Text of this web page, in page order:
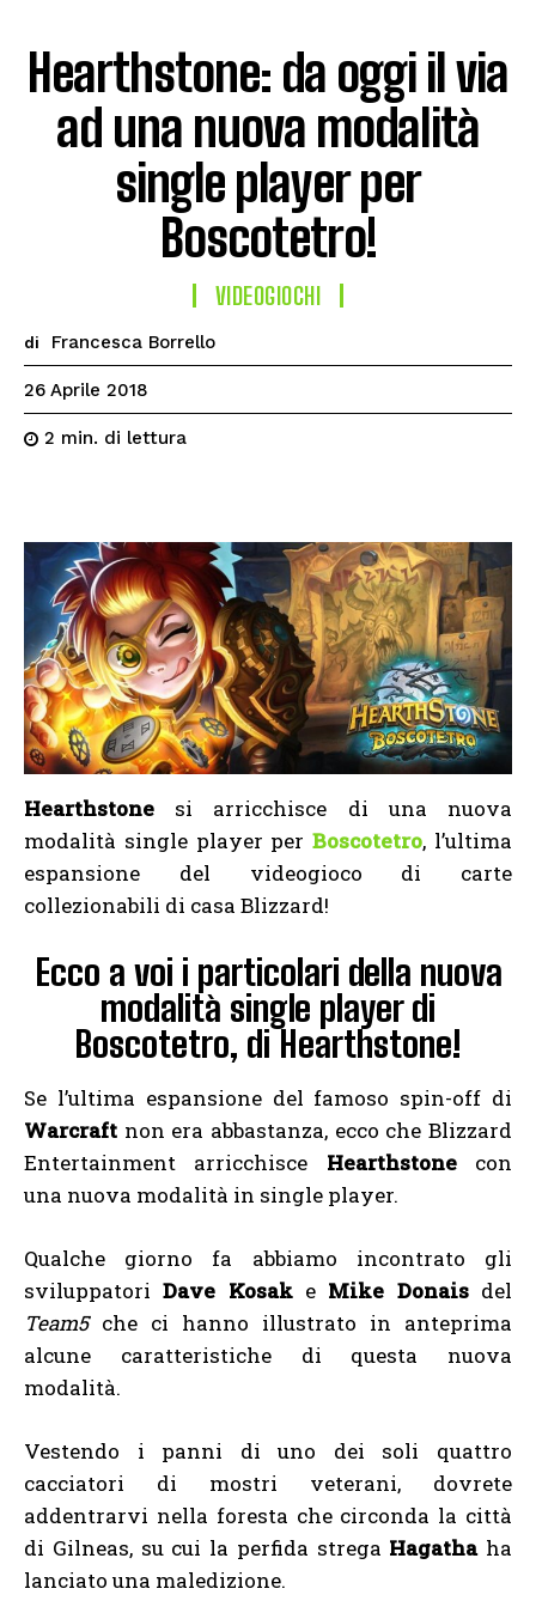
Hearthstone: da oggi il via
ad una nuova modalità
single player per
Boscotetro!
VIDEOGIOCHI
di Francesca Borrello
26 Aprile 2018
2 min. di lettura
Hearthstone si arricchisce di una nuova
modalità single player perBoscotetro, l’ultima
espansione del videogioco di carte
collezionabili di casa Blizzard!
Ecco a voi i particolari della nuova
modalità single player di
Boscotetro, di Hearthstone!
Se l’ultima espansione del famoso spin-off di
Warcraft non era abbastanza, ecco che Blizzard
Entertainment arricchisce Hearthstonecon
una nuova modalità in single player.
Qualche giorno fa abbiamo incontrato gli
sviluppatoriDave Kosake Mike Donaisdel
Team5che ci hanno illustrato in anteprima
alcune caratteristiche di questa nuova
modalità.
Vestendo i panni di uno dei soli quattro
cacciatori di mostri veterani, dovrete
addentrarvi nella foresta che circonda la città
di Gilneas, su cui la perfida strega Hagathaha
lanciato una maledizione.